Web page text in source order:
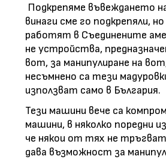
Подкрепяме въвеждането
винаги сме го подкрепяли,
работят в Съединените
не устройства,
вот, за манипулиране на
несъмнено са тези
използват само в България.
Тези машини вече са
машини, в няколко поредни
че някои от тях не
дава възможност за